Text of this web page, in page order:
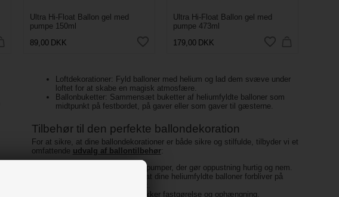
Ultra Hi-Float Ballon gel med
pumpe 150ml
89,00 DKK
Ultra Hi-Float Ballon gel med
pumpe 473ml
179,00 DKK
Loftdekorationer: Fyld balloner med helium og lad dem svæve under
loftet for at skabe en magisk atmosfære.
Ballonbuketter: Sammensæt buketter af heliumfyldte balloner som
midtpunkt på festbordet, på gaver eller som gaver til gæsterne.
Tilbehør til den perfekte ballondekoration
For at sikre, at dine ballondekorationer er både sikre og stilfulde, tilbyder vi et
omfattende udvalg af ballontilbehør:
: Effektive pumper, der gør oppustning hurtig og nem.
: Sørger for, at dine heliumfyldte balloner forbliver på
Ballonbånd og -snor: Til sikker fastgørelse og ophængning.